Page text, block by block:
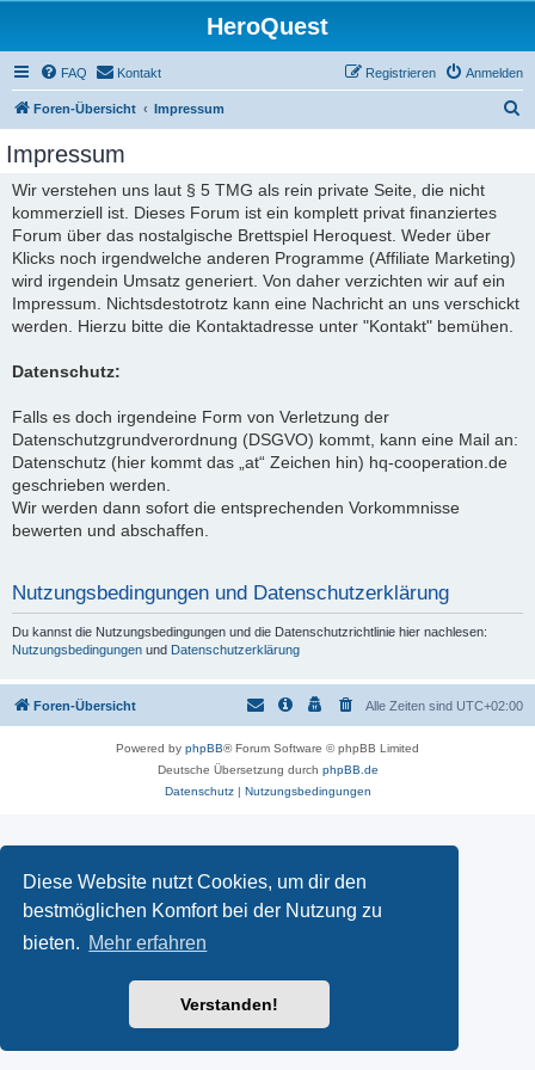
Diese Website nutzt Cookies, um dir den
bestmöglichen Komfort bei der Nutzung zu
bieten. Mehr erfahren
Verstanden!
HeroQuest
FAQ Kontakt Anmelden
Registrieren
Foren-Übersicht Impressum
Impressum
Wir verstehen uns laut § 5 TMG als rein private Seite, die nicht
kommerziell ist. Dieses Forum ist ein komplett privat finanziertes
Forum über das nostalgische Brettspiel Heroquest. Weder über
Klicks noch irgendwelche anderen Programme (Affiliate Marketing)
wird irgendein Umsatz generiert. Von daher verzichten wir auf ein
Impressum. Nichtsdestotrotz kann eine Nachricht an uns verschickt
werden. Hierzu bitte die Kontaktadresse unter "Kontakt" bemühen.
Datenschutz:
Falls es doch irgendeine Form von Verletzung der
Datenschutzgrundverordnung (DSGVO) kommt, kann eine Mail an:
Datenschutz (hier kommt das „at“ Zeichen hin) hq-cooperation.de
geschrieben werden.
Wir werden dann sofort die entsprechenden Vorkommnisse
bewerten und abschaffen.
Nutzungsbedingungen und Datenschutzerklärung
Du kannst die Nutzungsbedingungen und die Datenschutzrichtlinie hier nachlesen:
Nutzungsbedingungen und Datenschutzerklärung
Foren-Übersicht Alle Zeiten sind UTC+02:00
Powered by phpBB® Forum Software © phpBB Limited
Deutsche Übersetzung durch phpBB.de
Datenschutz| Nutzungsbedingungen